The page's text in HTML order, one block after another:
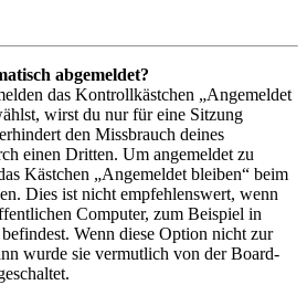
abgemeldet?
das Kontrollkästchen „Angemeldet
wirst du nur für eine Sitzung
den Missbrauch deines
einen Dritten. Um angemeldet zu
Kästchen „Angemeldet bleiben“ beim
Dies ist nicht empfehlenswert, wenn
Computer, zum Beispiel in
Wenn diese Option nicht zur
wurde sie vermutlich von der Board-